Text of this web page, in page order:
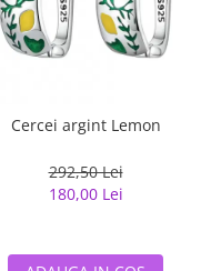
Cercei argint Lemon
292,50 Lei
180,00 Lei